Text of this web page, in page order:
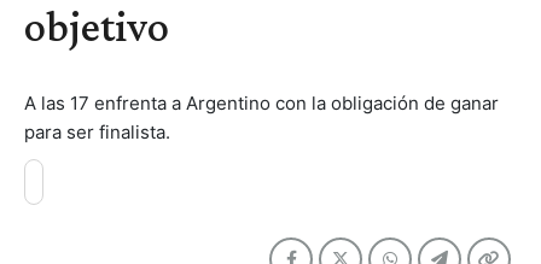
objetivo
A las 17 enfrenta a Argentino con la obligación de ganar
para ser finalista.